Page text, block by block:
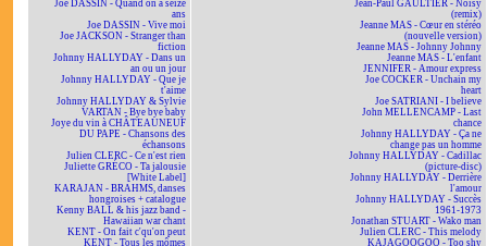
Joe DASSIN - Quand on a seize
ans
Joe DASSIN - Vive moi
Joe JACKSON - Stranger than
fiction
Johnny HALLYDAY - Dans un
an ou un jour
Johnny HALLYDAY - Que je
t'aime
Johnny HALLYDAY & Sylvie
VARTAN - Bye bye baby
Joye du vin à CHÂTEAUNEUF
DU PAPE - Chansons des
échansons
Julien CLERC - Ce n'est rien
Juliette GRÉCO - Ta jalousie
[White Label]
KARAJAN - BRAHMS, danses
hongroises + catalogue
Kenny BALL & his jazz band -
Hawaiian war chant
KENT - On fait c'qu'on peut
KENT - Tous les mômes
Jean-Paul GAULTIER - Noisy
(remix)
Jeanne MAS - Cœur en stéréo
(nouvelle version)
Jeanne MAS - Johnny Johnny
Jeanne MAS - L'enfant
JENNIFER - Amour express
Joe COCKER - Unchain my
heart
Joe SATRIANI - I believe
John MELLENCAMP - Last
chance
Johnny HALLYDAY - Ça ne
change pas un homme
Johnny HALLYDAY - Cadillac
(picture-disc)
Johnny HALLYDAY - Derrière
l'amour
Johnny HALLYDAY - Succès
1961-1973
Jonathan STUART - Wako man
Julien CLERC - This melody
KAJAGOOGOO - Too shy